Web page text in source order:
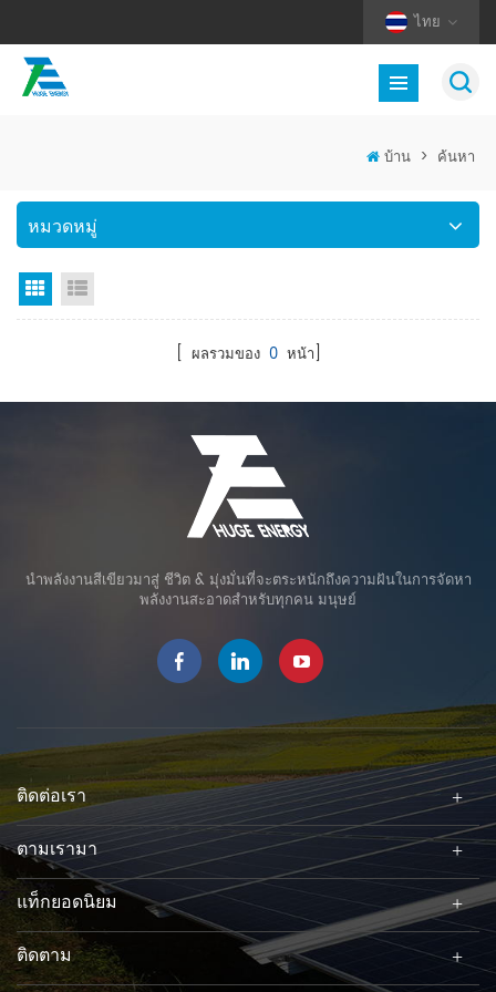
ไทย
บ้าน > ค้นหา
หมวดหมู่
มุมมองตาราง
[ ผลรวมของ 0หน้า]
นำพลังงานสีเขียวมาสู่ ชีวิต & มุ่งมั่นที่จะตระหนักถึงความฝันในการจัดหา
พลังงานสะอาดสำหรับทุกคน มนุษย์
ติดต่อเรา
ตามเรามา
แท็กยอดนิยม
ติดตาม